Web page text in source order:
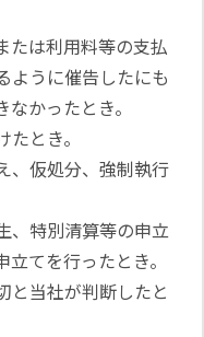
たは利用料等の支払
ように催告したにも
かったとき。
とき。
、仮処分、強制執行
、特別清算等の申立
てを行ったとき。
と当社が判断したと